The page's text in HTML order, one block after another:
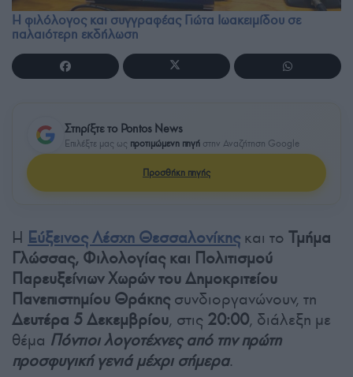
Η φιλόλογος και συγγραφέας Γιώτα Ιωακειμίδου σε
παλαιότερη εκδήλωση
Στηρίξτε το Pontos News
Επιλέξτε μας ως προτιμώμενη πηγή στην Αναζήτηση Google
Προσθήκη πηγής
Η Εύξεινος Λέσχη Θεσσαλονίκης και το Τμήμα
Γλώσσας, Φιλολογίας και Πολιτισμού
Παρευξείνιων Χωρών του Δημοκριτείου
Πανεπιστημίου Θράκηςσυνδιοργανώνουν, τη
Δευτέρα 5 Δεκεμβρίου, στις 20:00, διάλεξη με
θέμα Πόντιοι λογοτέχνες από την πρώτη
προσφυγική γενιά μέχρι σήμερα.